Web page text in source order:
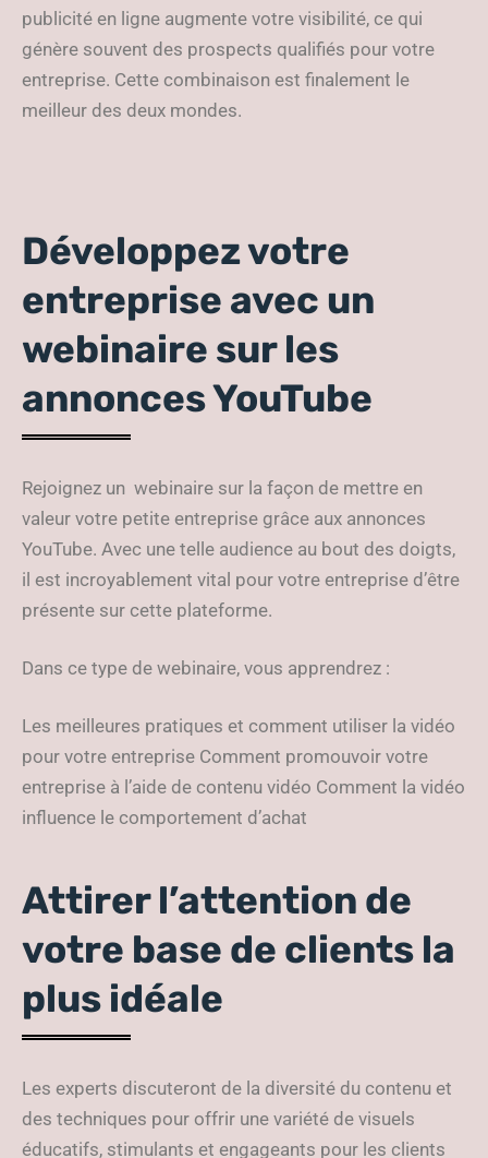
publicité en ligne augmente votre visibilité, ce qui
génère souvent des prospects qualifiés pour votre
entreprise. Cette combinaison est finalement le
meilleur des deux mondes.
Développez votre
entreprise avec un
webinaire sur les
annonces YouTube
Rejoignez un webinaire sur la façon de mettre en
valeur votre petite entreprise grâce aux annonces
YouTube. Avec une telle audience au bout des doigts,
il est incroyablement vital pour votre entreprise d’être
présente sur cette plateforme.
Dans ce type de webinaire, vous apprendrez :
Les meilleures pratiques et comment utiliser la vidéo
pour votre entreprise Comment promouvoir votre
entreprise à l’aide de contenu vidéo Comment la vidéo
influence le comportement d’achat
Attirer l’attention de
votre base de clients la
plus idéale
Les experts discuteront de la diversité du contenu et
des techniques pour offrir une variété de visuels
éducatifs, stimulants et engageants pour les clients